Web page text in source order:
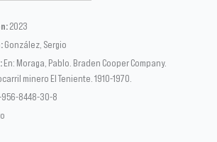
2023
González, Sergio
En: Moraga, Pablo. Braden Cooper Company.
minero El Teniente. 1910-1970.
956-8448-30-8